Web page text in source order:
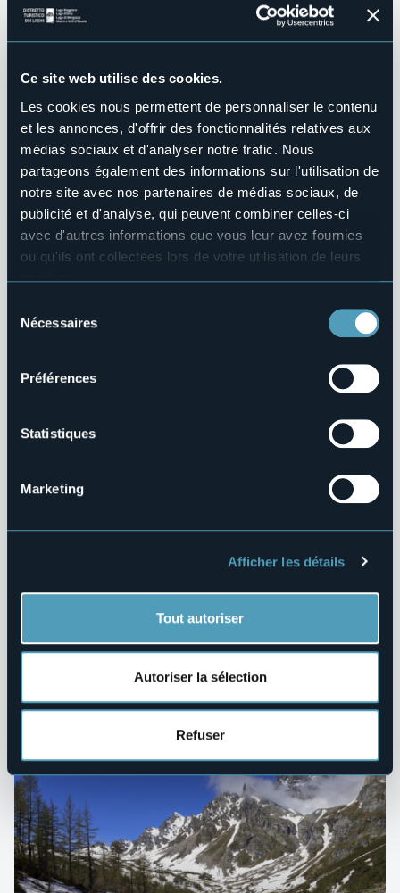
Ce site web utilise des cookies.
Les cookies nous permettent de personnaliser le contenu
et les annonces, d'offrir des fonctionnalités relatives aux
médias sociaux et d'analyser notre trafic. Nous
partageons également des informations sur l'utilisation de
notre site avec nos partenaires de médias sociaux, de
publicité et d'analyse, qui peuvent combiner celles-ci
avec d'autres informations que vous leur avez fournies
ou qu'ils ont collectées lors de votre utilisation de leurs
services.
manière de les gérer et de les supprimer,
cliquez ici
Nécessaires
Préférences
Statistiques
Marketing
Afficher les détails
Tout autoriser
Autoriser la sélection
Refuser
Formation
À propos de nous